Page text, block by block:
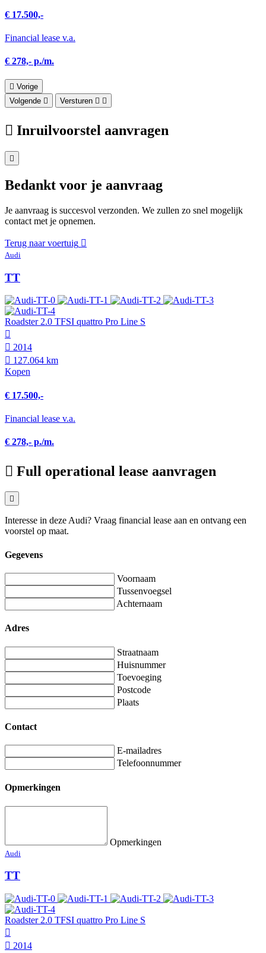
€ 17.500,-
Financial lease v.a.
€ 278,- p./m.
Vorige
Volgende
Versturen
Inruilvoorstel aanvragen
Bedankt voor je aanvraag
Je aanvraag is succesvol verzonden. We zullen zo snel mogelijk
contact met je opnemen.
Terug naar voertuig
Audi
TT
Roadster 2.0 TFSI quattro Pro Line S
2014
127.064 km
Kopen
€ 17.500,-
Financial lease v.a.
€ 278,- p./m.
Full operational lease aanvragen
Interesse in deze Audi? Vraag financial lease aan en ontvang een
voorstel op maat.
Gegevens
Voornaam
Tussenvoegsel
Achternaam
Adres
Straatnaam
Huisnummer
Toevoeging
Postcode
Plaats
Contact
E-mailadres
Telefoonnummer
Opmerkingen
Opmerkingen
Audi
TT
Roadster 2.0 TFSI quattro Pro Line S
2014